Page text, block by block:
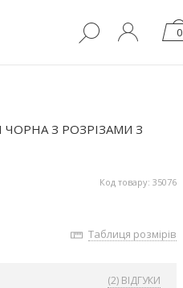
0
З РОЗРІЗАМИ З
Код товару: 35076
Таблиця розмірів
(2) ВІДГУКИ